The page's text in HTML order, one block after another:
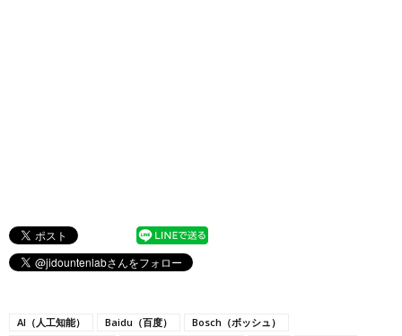
AI（人工知能） Baidu（百度）
Bosch（ボッシュ）